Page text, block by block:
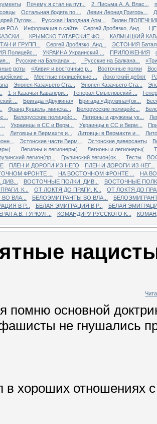
Почему я стал на пут... 2. Письма А. А. Влас...
Остальная бодяга по ... Левин Леонид Григорь...
Пуговк...
Русская Народная Арм...
Вилен
РОА
Информация о сайте Сергей Дробязко, Анд...
КРЫМСКО ТАТАРСКИЕ ФО...
КАЛМЫЦКИЙ
И ГРУПП...
Сергей Дробязко, Анд...
ЭСТОНИЯ
Полицейс...
УКРАИНА Украинский ... ПРИЛОЖЕНИЯ
Русские на Балканах ... . Русские на Балкана...
роты
«Хиви» и восточные р... Восточные полки
...
Местные полицейские ... Локотский дебют
Эпопея Казачьего Ста... Эпопея Казачьего Ста...
1-я Казачья Кавалери... Генерал Смысловский ...
...
Бригада «Дружина» Бригада «Дружина»(ок...
Франц Кушель, минска... Белорусские полицейс...
Белорусские полицейс... Легионы и дружины ук...
Украинцы в СС и Верм... Украинцы в СС и Верм...
Литовцы в Вермахте и... Литовцы в Вермахте и...
Эстонские части Верм... Эстонские диверсанты
Легионы и легионеры(... Легионы и легионеры(...
легион(пр... Грузинский легион(ок... Тесты
ПЛЕН И ДОРОГИ ИЗ НЕГО
ПЛЕН И ДОРОГИ ИЗ НЕГ...
ФРОНТЕ ...
НА ВОСТОЧНОМ ФРОНТЕ ...
НА
ВОСТОЧНЫЕ ПОЛКИ. ДИВ...
ВОСТОЧНЫЕ
К...
ОТ ЛОКТЯ ДО ПРАГИ. К...
ОТ ЛОКТЯ ДО
ВЛА...
БЕЛОЭМИГРАНТЫ ВО ВЛА...
В Р...
БЕЛАЯ ЭМИГРАЦИЯ В Р...
БЕЛАЯ
А.В. ТУРКУЛ ...
КОМАНДИРУ РУССКОГО К...
помню основной
не гнушались
в хороших отношениях